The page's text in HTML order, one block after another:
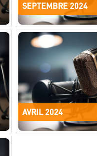
SEPTEMBRE 2024
AVRIL 2024